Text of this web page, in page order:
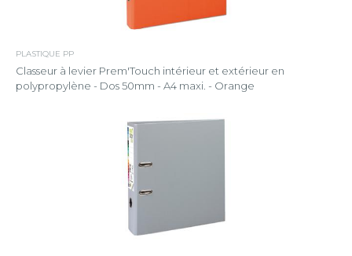
PLASTIQUE PP
Classeur à levier Prem'Touch intérieur et extérieur en
polypropylène - Dos 50mm - A4 maxi. - Orange